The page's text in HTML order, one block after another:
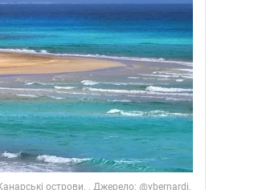
острови. . Джерело: @ybernardi,